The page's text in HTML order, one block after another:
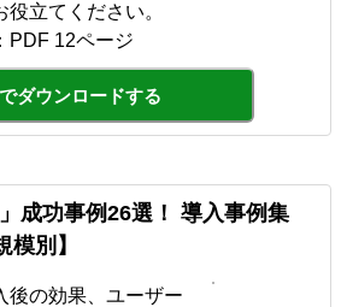
立てください。
PDF 12ページ
ダウンロードする
成功事例26選！ 導入事例集
模別】
後の効果、ユーザー